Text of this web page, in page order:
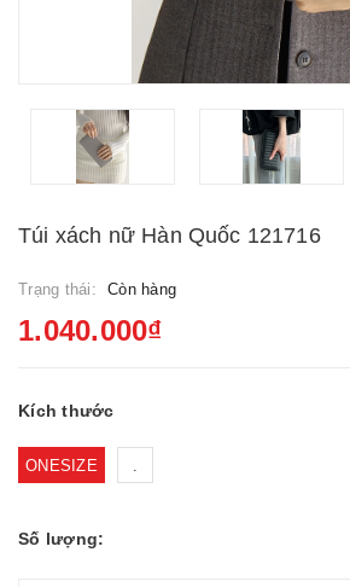
Túi xách nữ Hàn Quốc 121716
Trạng thái: Còn hàng
1.040.000₫
Kích thước
ONESIZE .
Số lượng: